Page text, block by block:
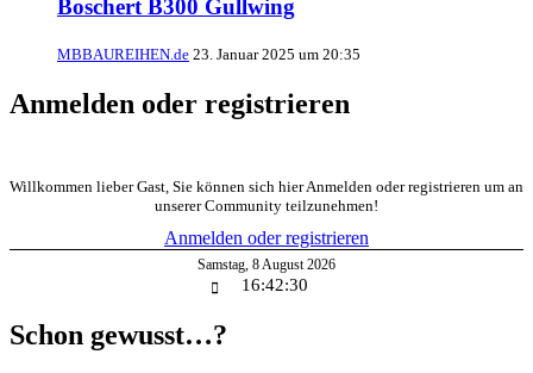
Boschert B300 Gullwing
MBBAUREIHEN.de 23. Januar 2025 um 20:35
Anmelden oder registrieren
Willkommen lieber Gast, Sie können sich hier Anmelden oder registrieren um an
unserer Community teilzunehmen!
Anmelden oder registrieren
Samstag, 8August 2026
16:42:30
Schon gewusst…?